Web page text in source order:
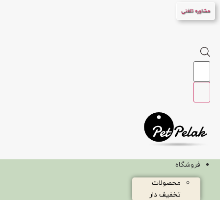
پرش
به
مشاوره تلفنی
Products
فروشگاه
محصولات
تخفیف دار